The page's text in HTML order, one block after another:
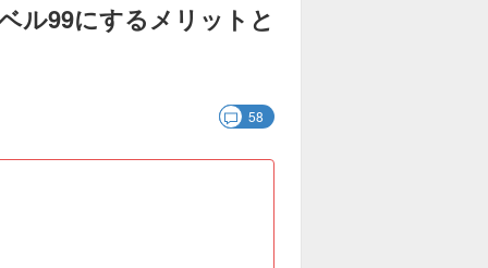
ル99にするメリットと
58